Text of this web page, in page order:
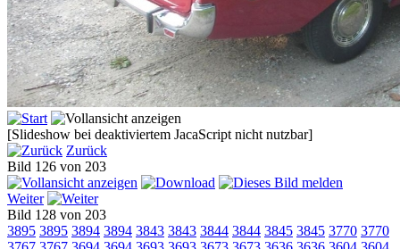
[Slideshow bei deaktiviertem JacaScript nicht nutzbar]
Zurück
Bild 126 von 203
Weiter
Bild 128 von 203
3895 3895 3894 3894 3843 3843 3844 3844 3845 3845 3770 3770